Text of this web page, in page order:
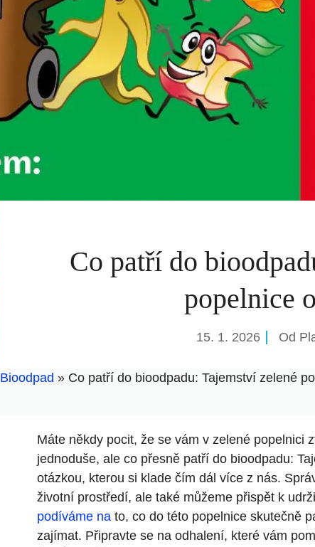
Co patří do
popelnice
15. 1. 2026 Od
Bioodpad » Co patří do bioodpadu: Tajemství zelené
Máte někdy pocit, že se vám v zelené popelnici
jednoduše, ale co přesně patří do bioodpadu:
otázkou, kterou si klade čím dál více z nás.
životní prostředí, ale také můžeme přispět k
podíváme na to, co do této popelnice skutečně
zajímat. Připravte se na odhalení, které vám